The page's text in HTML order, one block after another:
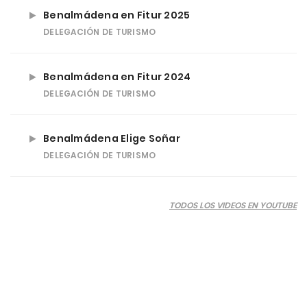
Benalmádena en Fitur 2025
DELEGACIÓN DE TURISMO
Benalmádena en Fitur 2024
DELEGACIÓN DE TURISMO
Benalmádena Elige Soñar
DELEGACIÓN DE TURISMO
TODOS LOS VIDEOS EN YOUTUBE